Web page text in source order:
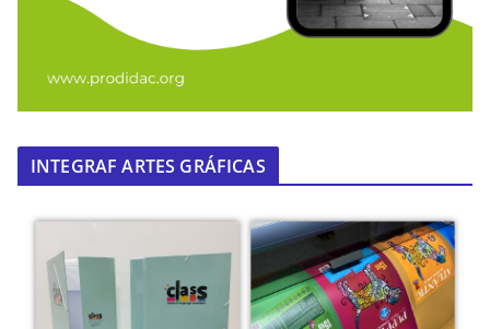
INTEGRAF ARTES GRÁFICAS